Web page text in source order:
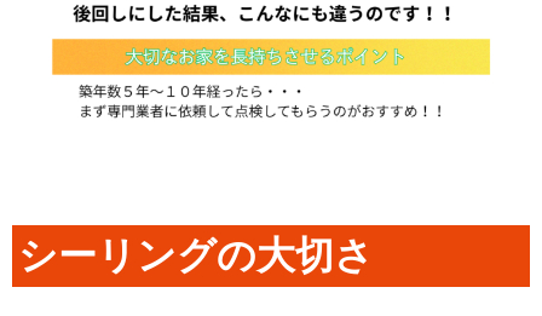
シーリングの大切さ